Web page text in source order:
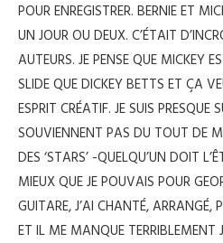
POUR ENREGISTRER. BERNIE ET
UN JOUR OU DEUX. C’ÉTAIT
AUTEURS. JE PENSE QUE MICKEY
SLIDE QUE DICKEY BETTS ET ÇA
ESPRIT CRÉATIF. JE SUIS PRESQUE
SOUVIENNENT PAS DU TOUT DE
DES ‘STARS’ -QUELQU’UN DOIT
MIEUX QUE JE POUVAIS POUR
GUITARE, J’AI CHANTÉ, ARRANGÉ,
ET IL ME MANQUE TERRIBLEMENT